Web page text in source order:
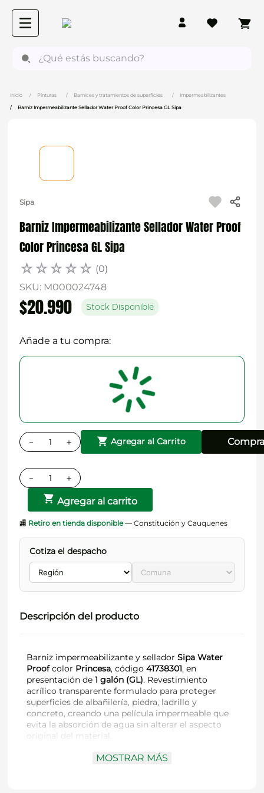
Pinturas Barnices y tratamientos de superficies Impermeabilizantes
Barniz Impermeabilizante Sellador Water Proof Color Princesa GL Sipa
Sipa
Barniz Impermeabilizante Sellador Water Proof
Color Princesa GL Sipa
☆☆☆☆☆ (0)
SKU: M000024748
$20.990 Stock Disponible
Añade a tu compra:
＋
－ Agregar al Carrito
＋
－
Agregar al carrito
🏬 Retiro en tienda disponible— Constitución y Cauquenes
Cotiza el despacho
Descripción del producto
Barniz impermeabilizante y sellador Sipa Water
Proofcolor Princesa, código 41738301, en
presentación de 1 galón (GL). Revestimiento
acrílico transparente formulado para proteger
superficies de albañilería, piedra, ladrillo y
concreto, creando una película impermeable que
evita la absorción de agua sin alterar el aspecto
original del material.
MOSTRAR MÁS